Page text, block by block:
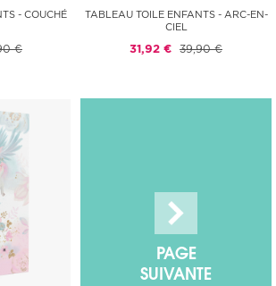
- COUCHÉ
€
TABLEAU TOILE ENFANTS - ARC-EN-
CIEL
31,92 € 39,90 €
PAGE
SUIVANTE